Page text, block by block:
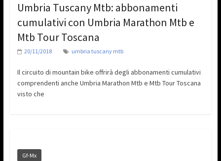
Umbria Tuscany Mtb: abbonamenti
cumulativi con Umbria Marathon Mtb e
Mtb Tour Toscana
20/11/2018 umbria tuscany mtb
Il circuito di mountain bike offrirà degli abbonamenti cumulativi
comprendenti anche Umbria Marathon Mtb e Mtb Tour Toscana
visto che
Gf-Mx